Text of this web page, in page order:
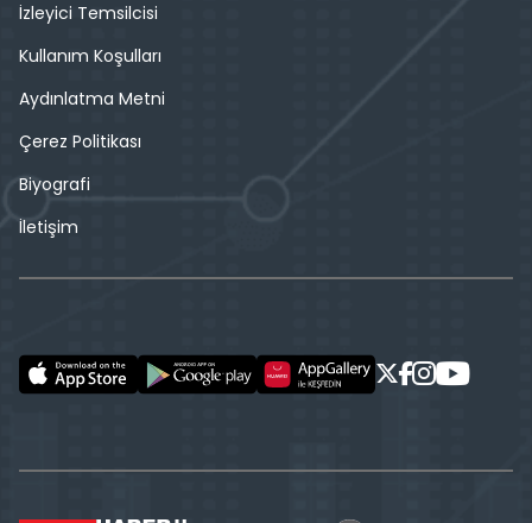
İzleyici Temsilcisi
Kullanım Koşulları
Aydınlatma Metni
Çerez Politikası
Biyografi
İletişim